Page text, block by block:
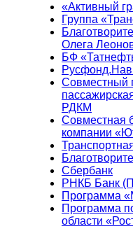
«Активный
Группа
Олега
БФ
Совместный
РДКМ
Совместная
компании
Сбербанк
РНКБ Банк
Программа
Программа
области